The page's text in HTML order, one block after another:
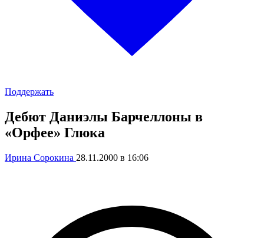
Поддержать
Дебют Даниэлы Барчеллоны в
«Орфее» Глюка
Ирина Сорокина 28.11.2000 в 16:06